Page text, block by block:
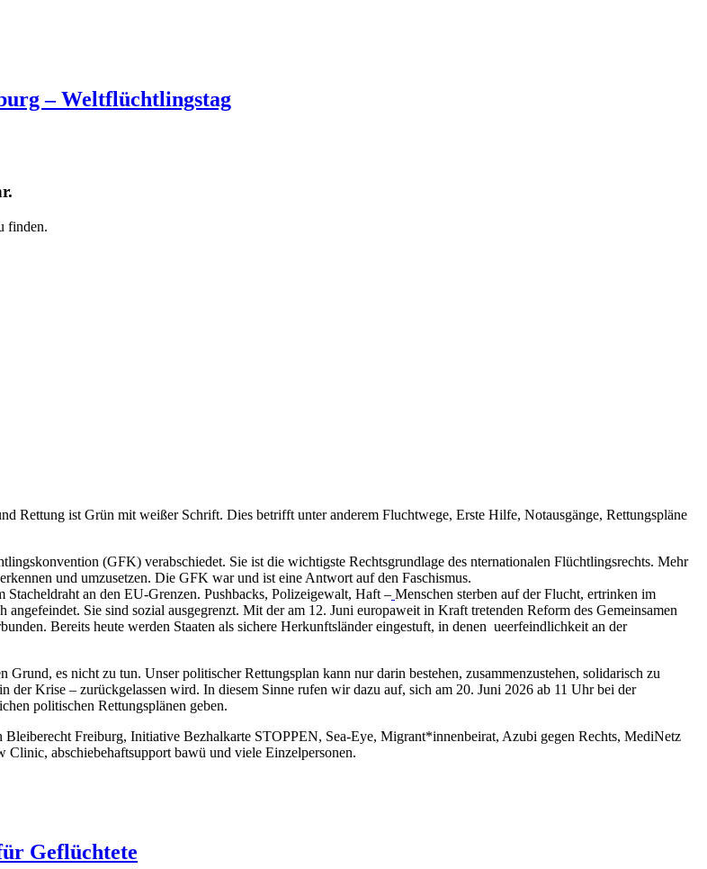
– Weltflüchtlingstag
finden.
Rettung ist Grün mit weißer Schrift. Dies betrifft unter anderem Fluchtwege, Erste Hilfe, Notausgänge, Rettungspläne
(GFK) verabschiedet. Sie ist die wichtigste Rechtsgrundlage des nternationalen Flüchtlingsrechts. Mehr
und umzusetzen. Die GFK war und ist eine Antwort auf den Faschismus.
an den EU-Grenzen. Pushbacks, Polizeigewalt, Haft – Menschen sterben auf der Flucht, ertrinken im
Sie sind sozial ausgegrenzt. Mit der am 12. Juni europaweit in Kraft tretenden Reform des Gemeinsamen
Bereits heute werden Staaten als sichere Herkunftsländer eingestuft, in denen ueerfeindlichkeit an der
es nicht zu tun. Unser politischer Rettungsplan kann nur darin bestehen, zusammenzustehen, solidarisch zu
Krise – zurückgelassen wird. In diesem Sinne rufen wir dazu auf, sich am 20. Juni 2026 ab 11 Uhr bei der
politischen Rettungsplänen geben.
Freiburg, Initiative Bezhalkarte STOPPEN, Sea-Eye, Migrant*innenbeirat, Azubi gegen Rechts, MediNetz
abschiebehaftsupport bawü und viele Einzelpersonen.
Geflüchtete